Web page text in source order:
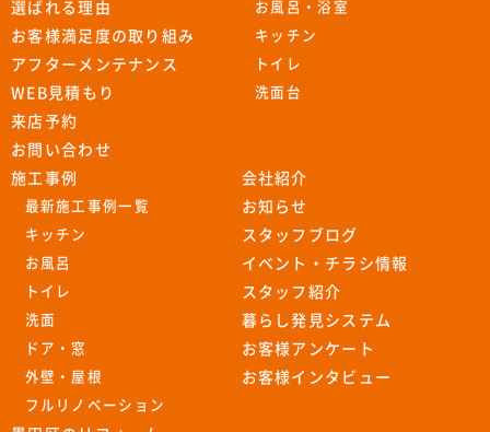
選ばれる理由
お客様満足度の取り組み
アフターメンテナンス
WEB見積もり
来店予約
お問い合わせ
お風呂・浴室
キッチン
トイレ
洗面台
施工事例
最新施工事例一覧
キッチン
お風呂
トイレ
洗面
ドア・窓
外壁・屋根
フルリノベーション
会社紹介
お知らせ
スタッフブログ
イベント・チラシ情報
スタッフ紹介
暮らし発見システム
お客様アンケート
お客様インタビュー